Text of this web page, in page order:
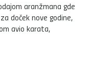
aranžmana gde
doček nove godine,
avio karata,